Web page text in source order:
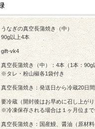
うなぎの真空長蒲焼き（中）
90g以上4本
gift-vk4
真空長蒲焼き（中）：4本（1本：90g
※タレ・粉山椒各1袋付き
真空長蒲焼き：発送日から冷蔵20日間
要冷蔵（開封後はお早めに召し上がり
※冷凍保存される場合は１ヶ月位ま
真空長蒲焼き：国産鰻、醤油（原材